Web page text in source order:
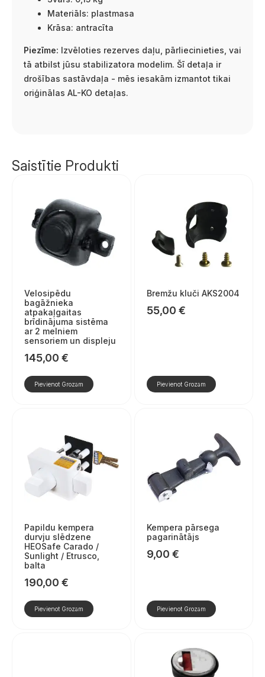
Materiāls: plastmasa
Krāsa: antracīta
Piezīme: Izvēloties rezerves daļu, pārliecinieties, vai
tā atbilst jūsu stabilizatora modelim. Šī detaļa ir
drošības sastāvdaļa - mēs iesakām izmantot tikai
oriģinālas AL-KO detaļas.
Saistītie Produkti
Velosipēdu
bagāžnieka
atpakaļgaitas
brīdinājuma sistēma
ar 2 melniem
sensoriem un displeju
145,00 €
Pievienot Grozam
Bremžu kluči AKS2004
55,00 €
Pievienot Grozam
Papildu kempera
durvju slēdzene
HEOSafe Carado /
Sunlight / Etrusco,
balta
190,00 €
Pievienot Grozam
Kempera pārsega
pagarinātājs
9,00 €
Pievienot Grozam